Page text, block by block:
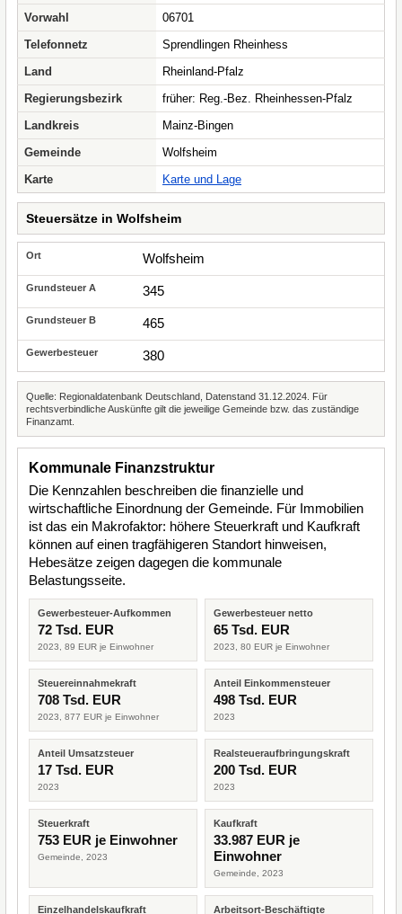
Vorwahl
06701
Telefonnetz
Sprendlingen Rheinhess
Land
Rheinland-Pfalz
Regierungsbezirk
früher: Reg.-Bez. Rheinhessen-Pfalz
Landkreis
Mainz-Bingen
Gemeinde
Wolfsheim
Karte
Karte und Lage
Steuersätze in Wolfsheim
Wolfsheim
345
465
380
Quelle: Regionaldatenbank Deutschland, Datenstand 31.12.2024. Für
rechtsverbindliche Auskünfte gilt die jeweilige Gemeinde bzw. das zuständige
Finanzamt.
Kommunale Finanzstruktur
Die Kennzahlen beschreiben die finanzielle und
wirtschaftliche Einordnung der Gemeinde. Für Immobilien
ist das ein Makrofaktor: höhere Steuerkraft und Kaufkraft
können auf einen tragfähigeren Standort hinweisen,
Hebesätze zeigen dagegen die kommunale
Belastungsseite.
Gewerbesteuer-Aufkommen
72 Tsd. EUR
2023, 89 EUR je Einwohner
Gewerbesteuer netto
65 Tsd. EUR
2023, 80 EUR je Einwohner
Steuereinnahmekraft
708 Tsd. EUR
2023, 877 EUR je Einwohner
Anteil Einkommensteuer
498 Tsd. EUR
2023
Anteil Umsatzsteuer
17 Tsd. EUR
2023
Realsteueraufbringungskraft
200 Tsd. EUR
2023
Steuerkraft
753 EUR je Einwohner
Gemeinde, 2023
Kaufkraft
33.987 EUR je
Einwohner
Gemeinde, 2023
Einzelhandelskaufkraft Arbeitsort-Beschäftigte